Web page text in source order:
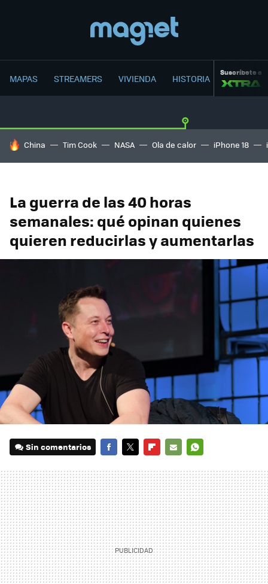
MAPAS STREAMERS VIVIENDA HISTORIA Suscríbete a
HOY SE HABLA DE
China Tim Cook NASA Ola de calor iPhone 18
La guerra de las 40 horas
semanales: qué opinan quienes
quieren reducirlas y aumentarlas
Sin comentarios
MAIL